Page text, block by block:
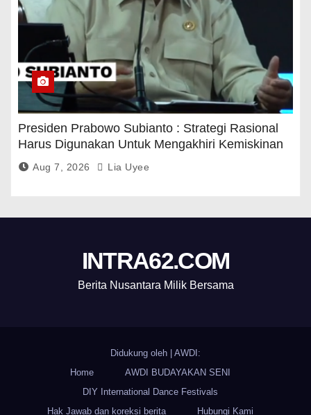
Presiden Prabowo Subianto : Strategi Rasional
Harus Digunakan Untuk Mengakhiri Kemiskinan
Aug 7, 2026 Lia Uyee
INTRA62.COM
Berita Nusantara Milik Bersama
Didukung oleh
AWDI:
Home
AWDI BUDAYAKAN SENI
DIY International Dance Festivals
Hak Jawab dan koreksi berita
Hubungi Kami